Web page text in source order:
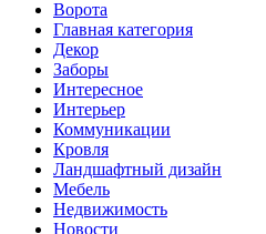
Ворота
Главная категория
Декор
Заборы
Интересное
Интерьер
Коммуникации
Кровля
Ландшафтный дизайн
Мебель
Недвижимость
Новости